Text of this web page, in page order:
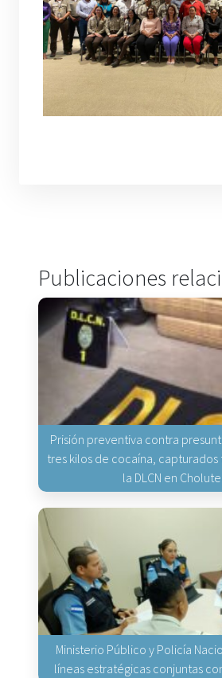
Publicaciones
Prisión preventiva contra
tres kilos de cocaína,
la DLCN en
Ministerio Público y Policía
líneas estratégicas conjuntas